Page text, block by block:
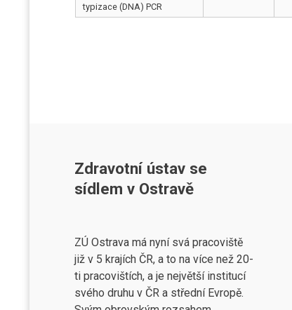
typizace (DNA) PCR
Zdravotní ústav se
sídlem v Ostravě
ZÚ Ostrava má nyní svá pracoviště
již v 5 krajích ČR, a to na více než 20-
ti pracovištích, a je největší institucí
svého druhu v ČR a střední Evropě.